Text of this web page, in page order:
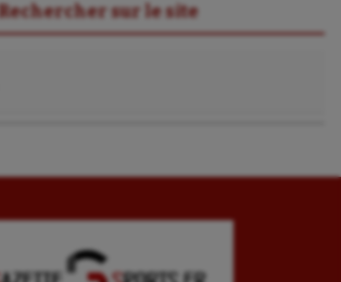
Rechercher sur le site